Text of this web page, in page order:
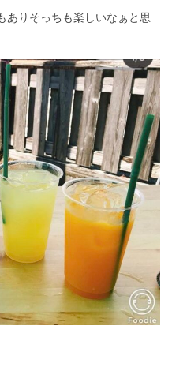
ありそっちも楽しいなぁと思